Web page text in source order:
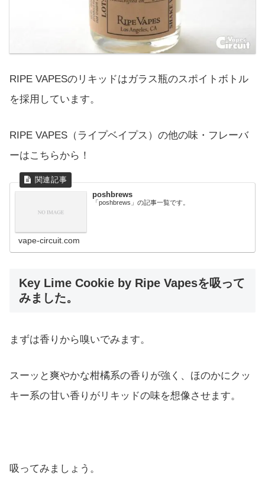
RIPE VAPESのリキッドはガラス瓶のスポイトボトル
を採用しています。
RIPE VAPES（ライプベイプス）の他の味・フレーバ
ーはこちらから！
poshbrews
「poshbrews」の記事一覧です。
vape-circuit.com
Key Lime Cookie by Ripe Vapesを吸って
みました。
まずは香りから嗅いでみます。
スーッと爽やかな柑橘系の香りが強く、ほのかにクッ
キー系の甘い香りがリキッドの味を想像させます。
吸ってみましょう。